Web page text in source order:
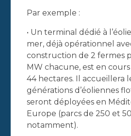
Par exemple :
• Un terminal dédié à
mer, déjà opérationnel
construction de 2 fermes
MW chacune, est en cours
44 hectares. Il accueillera
générations d’éoliennes
seront déployées en
Europe (parcs de 250 et
notamment).